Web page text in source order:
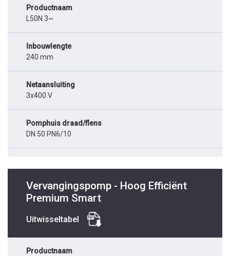
Productnaam
L50N 3~
Inbouwlengte
240 mm
Netaansluiting
3x400 V
Pomphuis draad/flens
DN 50 PN6/10
Vervangingspomp - Hoog Efficiënt
Premium Smart
Uitwisseltabel
Productnaam